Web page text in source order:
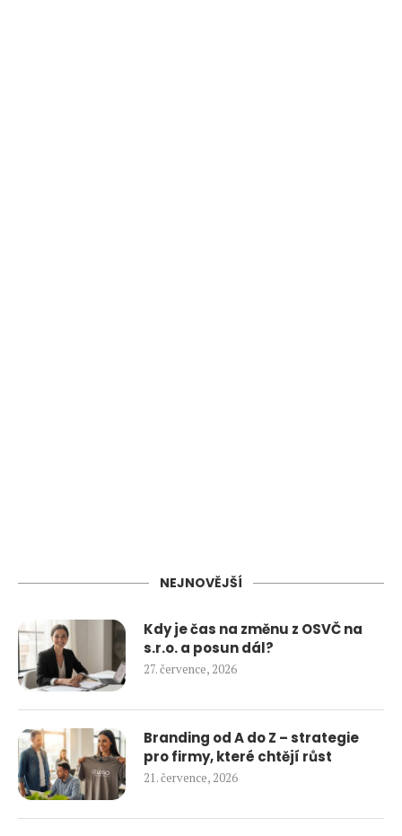
NEJNOVĚJŠÍ
Kdy je čas na změnu z OSVČ na
s.r.o. a posun dál?
27. července, 2026
Branding od A do Z – strategie
pro firmy, které chtějí růst
21. července, 2026